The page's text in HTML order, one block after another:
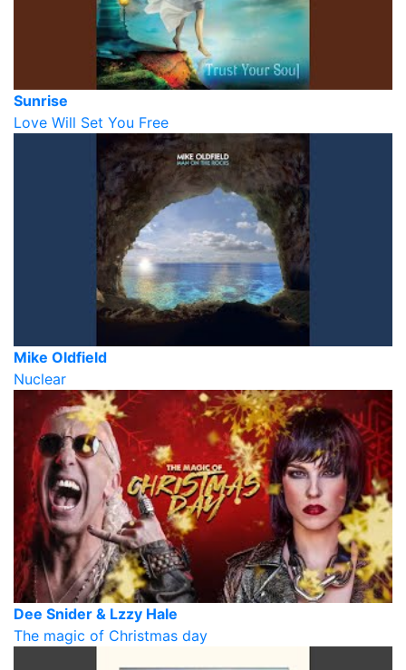
Sunrise
Love Will Set You Free
Mike Oldfield
Nuclear
Dee Snider & Lzzy Hale
The magic of Christmas day